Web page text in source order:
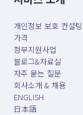
개인정보 보호 컨설팅
가격
정부지원사업
블로그&자료실
자주 묻는 질문
회사소개 & 채용
ENGLISH
日本語